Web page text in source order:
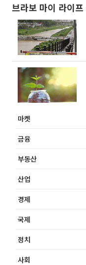
브라보 마이 라이프
마켓
금융
부동산
산업
경제
국제
정치
사회